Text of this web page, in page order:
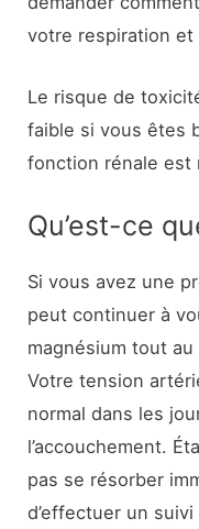
votre respiration
Le risque de
faible si vous êtes
fonction rénale est
Qu’est-ce
Si vous avez une
peut continuer à
magnésium tout
Votre tension
normal dans les
l’accouchement.
pas se résorber
d’effectuer un